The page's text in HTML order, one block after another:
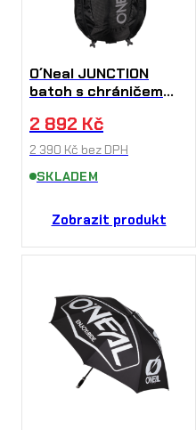
O´Neal JUNCTION
batoh s chráničem
2 892 Kč
2 390 Kč bez DPH
SKLADEM
Zobrazit produkt